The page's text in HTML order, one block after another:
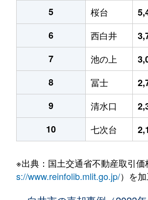
5
桜台
6
西白井
7
池の上
8
冨士
9
清水口
10
七次台
※出典：国土交通省不動産取引価
s://www.reinfolib.mlit.go.jp/）を